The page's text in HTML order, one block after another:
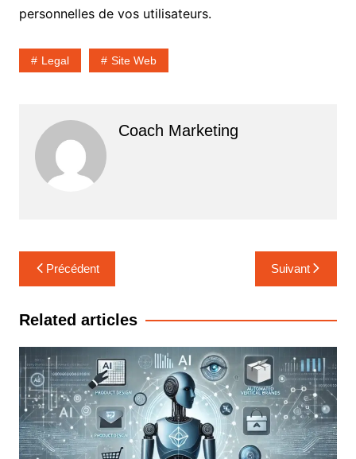
personnelles de vos utilisateurs.
Legal Site Web
Coach Marketing
Navigation
de
l’article
Précédent Suivant
Related articles